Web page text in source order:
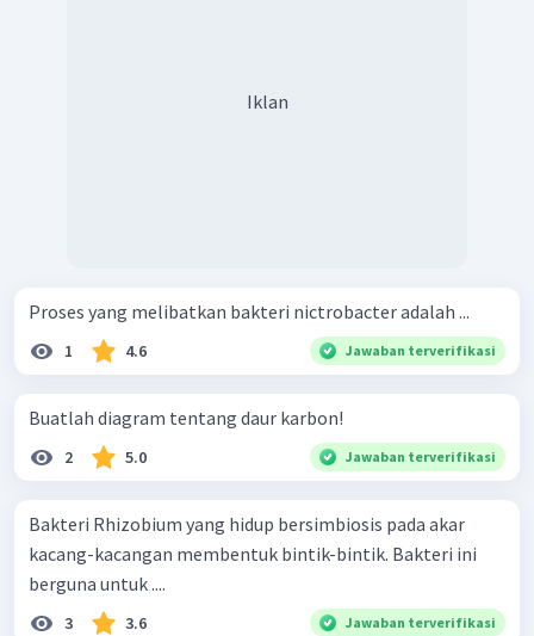
Iklan
Proses yang melibatkan bakteri nictrobacter adalah ...
1 4.6 Jawaban terverifikasi
Buatlah diagram tentang daur karbon!
2 5.0 Jawaban terverifikasi
Bakteri Rhizobium yang hidup bersimbiosis pada akar
kacang-kacangan membentuk bintik-bintik. Bakteri ini
berguna untuk ....
3 3.6 Jawaban terverifikasi